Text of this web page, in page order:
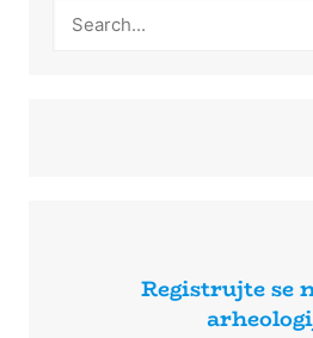
Registrujte se